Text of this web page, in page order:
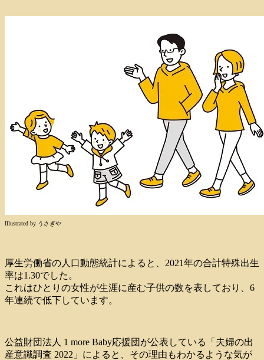
Illustrated by うさぎや
厚生労働省の人口動態統計によると、2021年の合計特殊出生
率は1.30でした。
これはひとりの女性が生涯に産む子供の数を表しており、6
年連続で低下しています。
公益財団法人 1 more Baby応援団が公表している「夫婦の出
産意識調査 2022」によると、その理由もわかるような気が